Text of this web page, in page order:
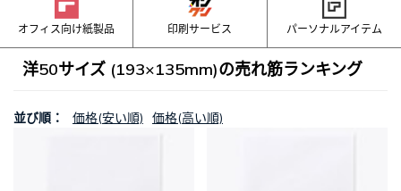
オフィス向け紙製品 印刷サービス パーソナルアイテム
洋50サイズ (193×135mm)の売れ筋ランキング
並び順： 価格(安い順) 価格(高い順)